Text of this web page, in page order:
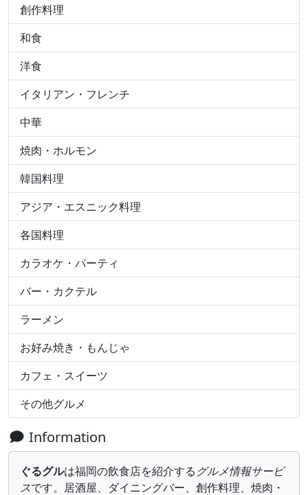
創作料理
和食
洋食
イタリアン・フレンチ
中華
焼肉・ホルモン
韓国料理
アジア・エスニック料理
各国料理
カラオケ・パーティ
バー・カクテル
ラーメン
お好み焼き・もんじゃ
カフェ・スイーツ
その他グルメ
Information
ぐるグルは福岡の飲食店を紹介する グルメ情報サービ
スです。居酒屋、ダイニングバー、創作料理、焼肉・